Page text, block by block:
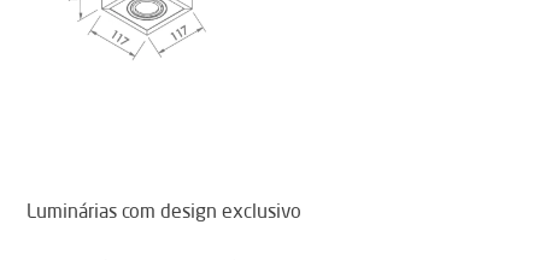
Luminárias com design exclusivo